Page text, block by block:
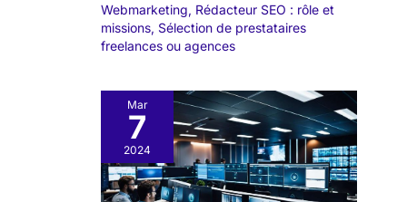
Webmarketing, Rédacteur SEO : rôle et
missions, Sélection de prestataires
freelances ou agences
Mar
7
2024